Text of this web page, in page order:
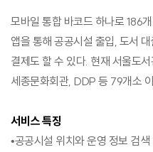
모바일 통합 바코드 하나로 186
앱을 통해 공공시설 출입, 도서
결제도 할 수 있다. 현재 서울도
세종문화회관, DDP 등 79개소
서비스 특징
•공공시설 위치와 운영 정보 검색